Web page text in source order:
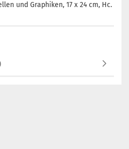
und Graphiken, 17 x 24 cm, Hc.